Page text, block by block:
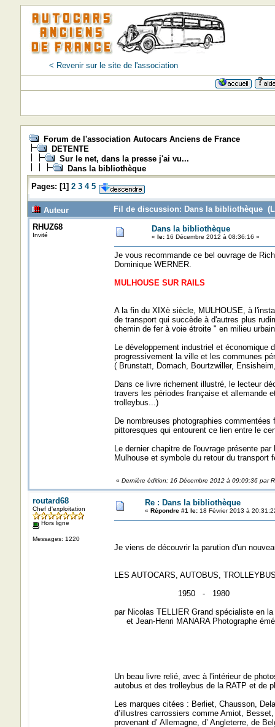
< Revenir sur le site de l'association
Forum de l'association Autocars Anciens de France
DETENTE
Sur le net, dans la presse j'ai vu...
Dans la bibliothèque
Pages: [1] 2 3 4 5
Auteur
Fil de discussion: Dans la bibliothèque
RHUZ68
Invité
Dans la bibliothèque
« le:16 Décembre 2012 à 08:36:16 »
Je vous recommande ce bel ouvrage de
Dominique WERNER.
MULHOUSE SUR RAILS
A la fin du XIXè siècle, MULHOUSE, à
de transport qui succède à d'autres plus
chemin de fer à voie étroite " en milieu
Le développement industriel et économique
progressivement la ville et les communes
( Brunstatt, Dornach, Bourtzwiller,
Dans ce livre richement illustré, le lecteur
travers les périodes française et allemande
trolleybus...)
De nombreuses photographies
pittoresques qui entourent ce lien entre le
Le dernier chapitre de l'ouvrage présente
Mulhouse et symbole du retour du
« Dernière édition: 16 Décembre 2012 à 09:09:36 par
routard68
Chef d'exploitation
Hors ligne
Messages: 1220
Re : Dans la bibliothèque
« Répondre #1 le:18 Février 2013 à
Je viens de découvrir la parution d'un
LES AUTOCARS, AUTOBUS,
1950 - 1980
par Nicolas TELLIER Grand spécialiste en la
et Jean-Henri MANARA Photographe
Un beau livre relié, avec à l'intérieur de
autobus et des trolleybus de la RATP et de
Les marques citées : Berliet, Chausson,
d’illustres carrossiers comme Amiot,
provenant d’ Allemagne, d’ Angleterre, de